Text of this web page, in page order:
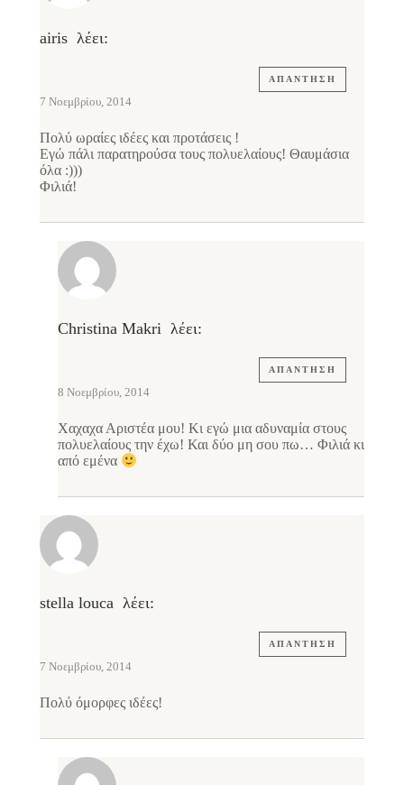
airis λέει:
ΑΠΆΝΤΗΣΗ
7 Νοεμβρίου, 2014
Πολύ ωραίες ιδέες και προτάσεις !
Εγώ πάλι παρατηρούσα τους πολυελαίους! Θαυμάσια
όλα :)))
Φιλιά!
Christina Makri λέει:
ΑΠΆΝΤΗΣΗ
8 Νοεμβρίου, 2014
Χαχαχα Αριστέα μου! Κι εγώ μια αδυναμία στους
πολυελαίους την έχω! Και δύο μη σου πω… Φιλιά κι
από εμένα
stella louca λέει:
ΑΠΆΝΤΗΣΗ
7 Νοεμβρίου, 2014
Πολύ όμορφες ιδέες!